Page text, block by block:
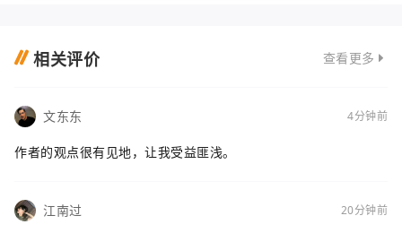
相关评价 查看更多
文东东 4分钟前
作者的观点很有见地，让我受益匪浅。
江南过 20分钟前